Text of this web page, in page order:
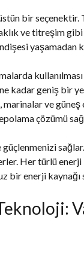
üstün bir
ve titreşim gibi
yaşamadan
kadar geniş bir
marinalar ve
çözümü
Her türlü
bir enerji kaynağı